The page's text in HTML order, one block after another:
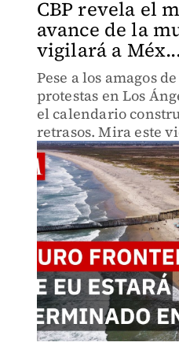
CBP revela el
avance de la
vigilará a
Pese a los amagos
protestas en Los
el calendario
retrasos. Mira este
despliegue de
absoluta de
frontera.